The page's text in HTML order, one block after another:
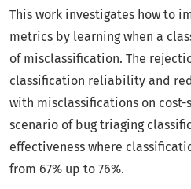
This work investigates how to
metrics by learning when a
of misclassification. The
classification reliability and
with misclassifications on cost-
scenario of bug triaging
effectiveness where
from 67% up to 76%.